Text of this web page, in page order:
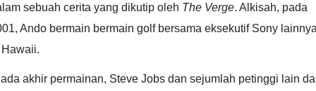
sebuah cerita yang dikutip oleh The Verge. Alkisah, pada
Ando bermain bermain golf bersama eksekutif Sony
akhir permainan, Steve Jobs dan sejumlah petinggi lain